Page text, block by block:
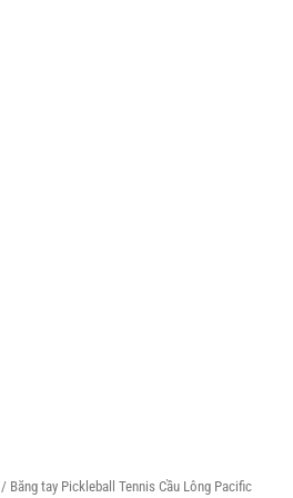
/ Băng tay Pickleball Tennis Cầu Lông Pacific